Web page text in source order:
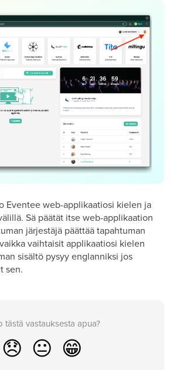
Eventee web-applikaatiosi kielen ja
Sä päätät itse web-applikaation
järjestäjä päättää tapahtuman
vaihtaisit applikaatiosi kielen
sisältö pysyy englanniksi jos
sen.
tästä vastauksesta apua?
😞 😐 😁